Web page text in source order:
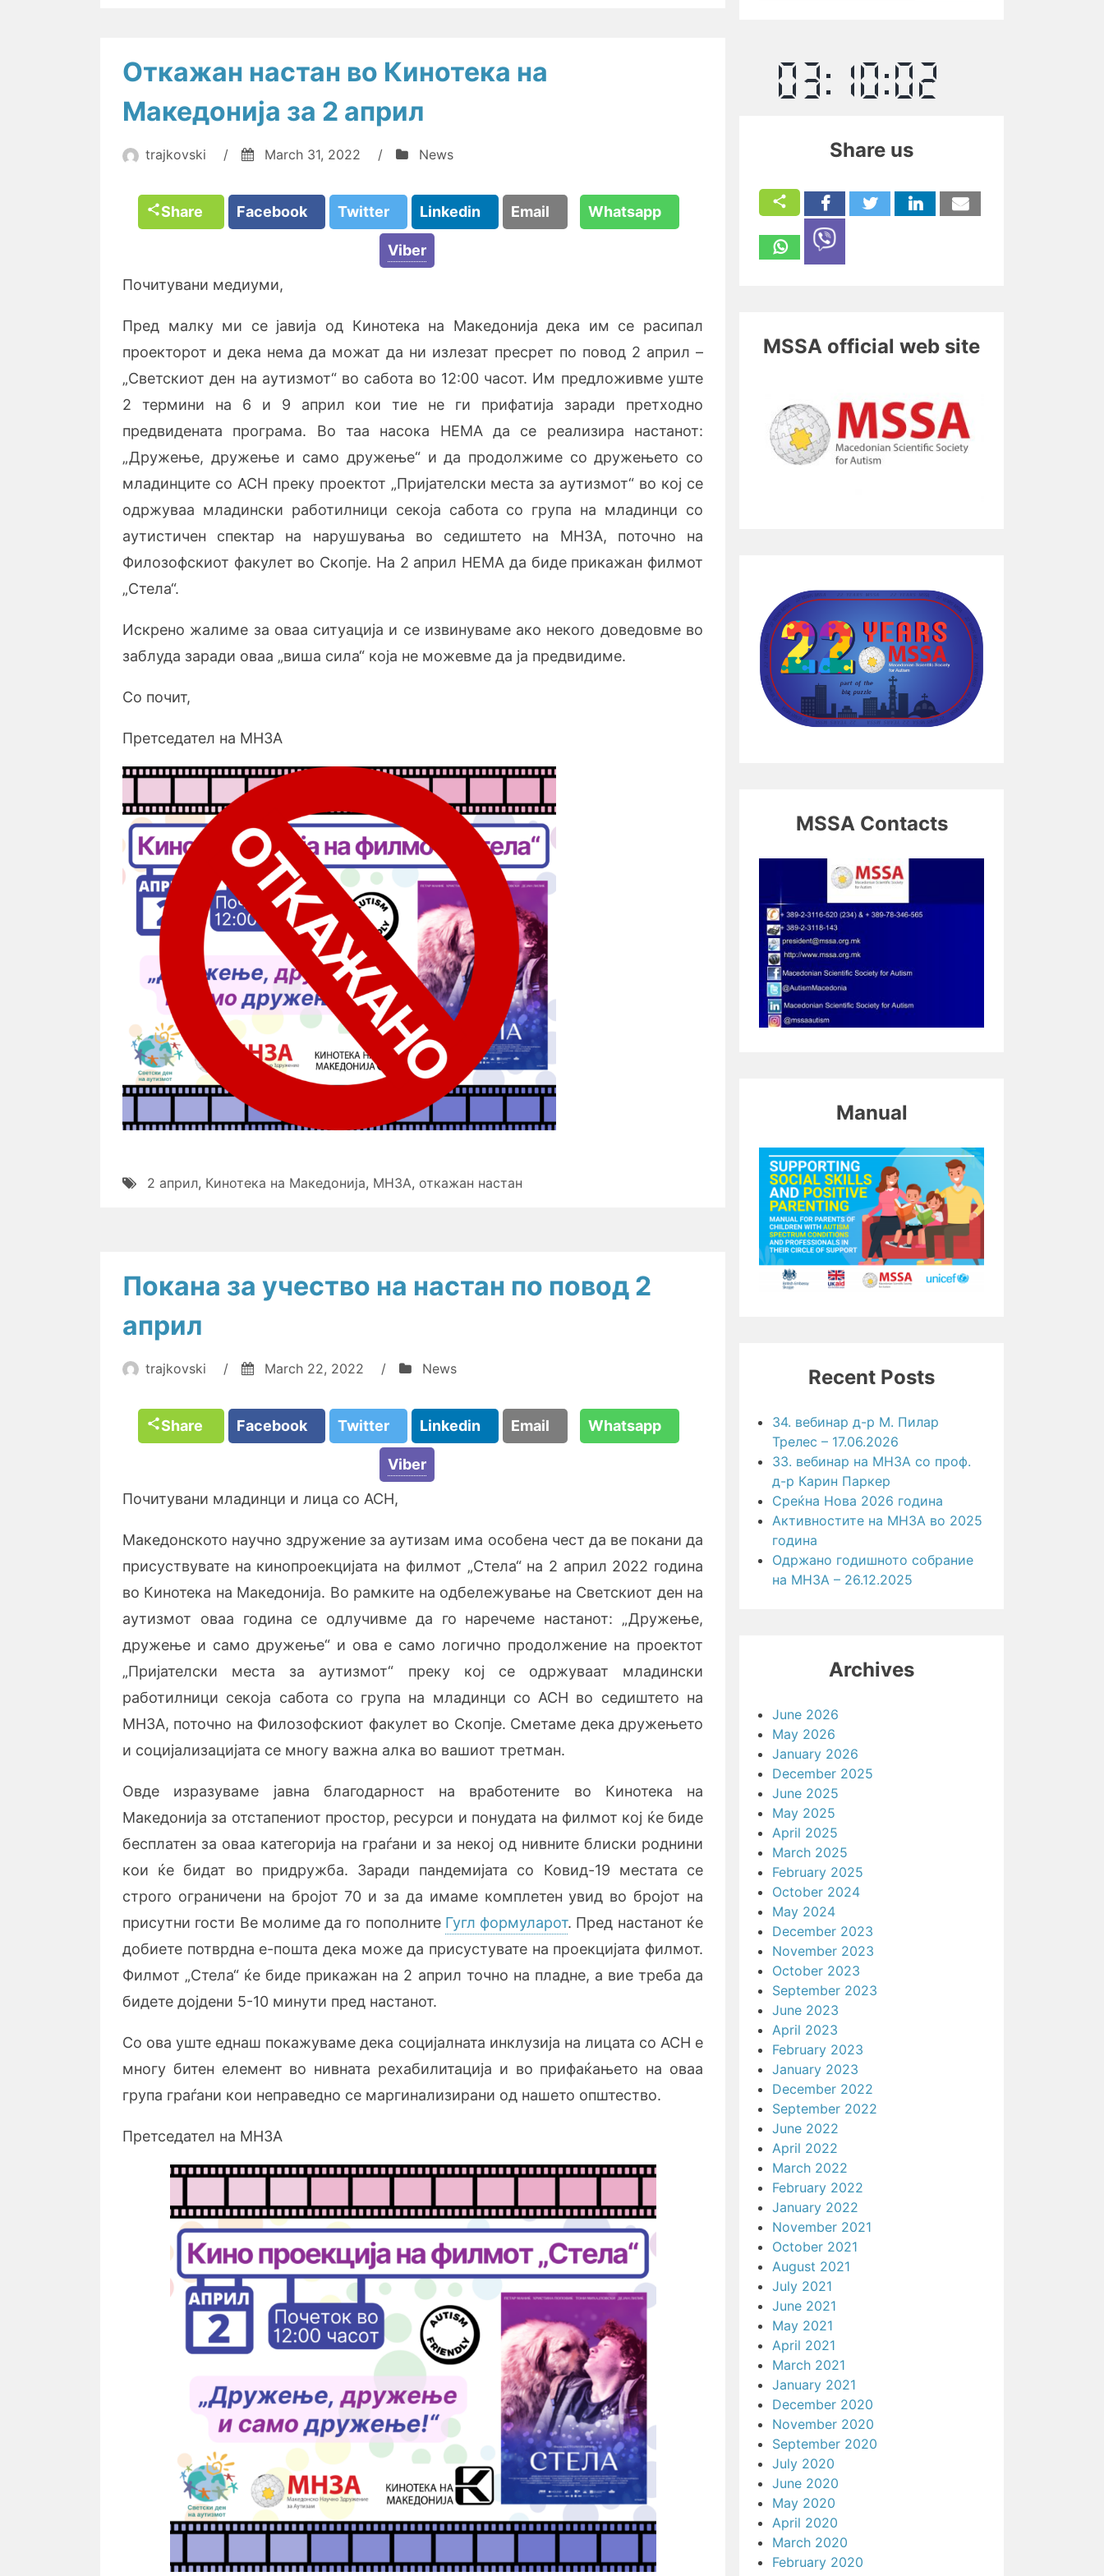
Откажан настан во Кинотека на
Македонија за 2 април
trajkovski / March 31, 2022 / News
Share Facebook Twitter Linkedin Email Whatsapp
Viber
Почитувани медиуми,
Пред малку ми се јавија од Кинотека на Македонија дека им се расипал
проекторот и дека нема да можат да ни излезат пресрет по повод 2 април –
„Светскиот ден на аутизмот“ во сабота во 12:00 часот. Им предложивме уште
2 термини на 6 и 9 април кои тие не ги прифатија заради претходно
предвидената програма. Во таа насока НЕМА да се реализира настанот:
„Дружење, дружење и само дружење“ и да продолжиме со дружењето со
младинците со АСН преку проектот „Пријателски места за аутизмот“ во кој се
одржуваа младински работилници секоја сабота со група на младинци со
аутистичен спектар на нарушувања во седиштето на МНЗА, поточно на
Филозофскиот факулет во Скопје. На 2 април НЕМА да биде прикажан филмот
„Стела“.
Искрено жалиме за оваа ситуација и се извинуваме ако некого доведовме во
заблуда заради оваа „виша сила“ која не можевме да ја предвидиме.
Со почит,
Претседател на МНЗА
2 април, Кинотека на Македонија, МНЗА, откажан настан
Покана за учество на настан по повод 2
април
trajkovski / March 22, 2022 / News
Share Facebook Twitter Linkedin Email Whatsapp
Viber
Почитувани младинци и лица со АСН,
Македонското научно здружение за аутизам има особена чест да ве покани да
присуствувате на кинопроекцијата на филмот „Стела“ на 2 април 2022 година
во Кинотека на Македонија. Во рамките на одбележување на Светскиот ден на
аутизмот оваа година се одлучивме да го наречеме настанот: „Дружење,
дружење и само дружење“ и ова е само логично продолжение на проектот
„Пријателски места за аутизмот“ преку кој се одржуваат младински
работилници секоја сабота со група на младинци со АСН во седиштето на
МНЗА, поточно на Филозофскиот факулет во Скопје. Сметаме дека дружењето
и социјализацијата се многу важна алка во вашиот третман.
Овде изразуваме јавна благодарност на вработените во Кинотека на
Македонија за отстапениот простор, ресурси и понудата на филмот кој ќе биде
бесплатен за оваа категорија на граѓани и за некој од нивните блиски роднини
кои ќе бидат во придружба. Заради пандемијата со Ковид-19 местата се
строго ограничени на бројот 70 и за да имаме комплетен увид во бројот на
присутни гости Ве молиме да го пополните Гугл формуларот. Пред настанот ќе
добиете потврдна е-пошта дека може да присустувате на проекцијата филмот.
Филмот „Стела“ ќе биде прикажан на 2 април точно на пладне, а вие треба да
бидете дојдени 5-10 минути пред настанот.
Со ова уште еднаш покажуваме дека социјалната инклузија на лицата со АСН е
многу битен елемент во нивната рехабилитација и во прифаќањето на оваа
група граѓани кои неправедно се маргинализирани од нашето општество.
Претседател на МНЗА
Share us
MSSA official web site
MSSA Contacts
Manual
Recent Posts
34. вебинар д-р М. Пилар
Трелес – 17.06.2026
33. вебинар на МНЗА со проф.
д-р Карин Паркер
Среќна Нова 2026 година
Активностите на МНЗА во 2025
година
Одржано годишното собрание
на МНЗА – 26.12.2025
Archives
June 2026
May 2026
January 2026
December 2025
June 2025
May 2025
April 2025
March 2025
February 2025
October 2024
May 2024
December 2023
November 2023
October 2023
September 2023
June 2023
April 2023
February 2023
January 2023
December 2022
September 2022
June 2022
April 2022
March 2022
February 2022
January 2022
November 2021
October 2021
August 2021
July 2021
June 2021
May 2021
April 2021
March 2021
January 2021
December 2020
November 2020
September 2020
July 2020
June 2020
May 2020
April 2020
March 2020
February 2020